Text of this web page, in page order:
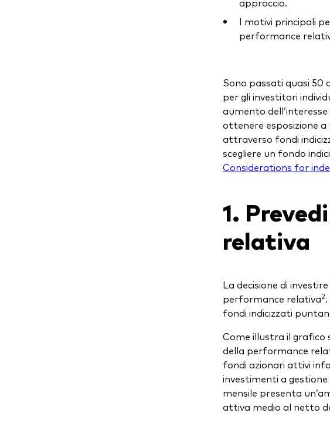
I motivi principali
performance
Sono passati quasi 50
per gli investitori
aumento
ottenere esposizione
attraverso fondi
scegliere un fondo
Considerations for
1.
relativa
La decisione di
performance relativa2
fondi indicizzati
Come illustra il grafico
della performance
fondi azionari attivi
investimenti a
mensile presenta
attiva medio al netto